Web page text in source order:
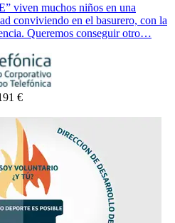
viven muchos niños en una
conviviendo en el basurero, con la
Queremos conseguir otro…
€